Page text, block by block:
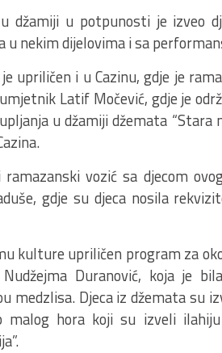
džamiji u potpunosti je izveo
u nekim dijelovima i sa
upriličen i u Cazinu, gdje je
Latif Močević, gdje je
u džamiji džemata
vozić sa djecom
gdje su djeca nosila
kulture upriličen program za
Duranović, koja je
medzlisa. Djeca iz džemata su
malog hora koji su izveli ilahiju